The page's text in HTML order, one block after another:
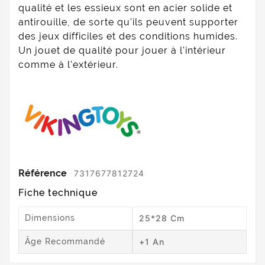
qualité et les essieux sont en acier solide et
antirouille, de sorte qu'ils peuvent supporter
des jeux difficiles et des conditions humides.
Un jouet de qualité pour jouer à l'intérieur
comme à l'extérieur.
Référence 7317677812724
Fiche technique
Dimensions 25*28 Cm
Âge Recommandé +1 An